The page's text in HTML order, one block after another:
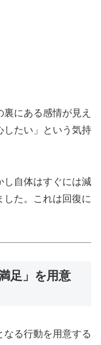
にある感情が見え
したい」という気持
し自体はすぐには減
した。これは回復に
足」を用意
なる行動を用意する